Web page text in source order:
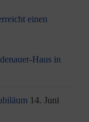
einen
Haus in
14. Juni